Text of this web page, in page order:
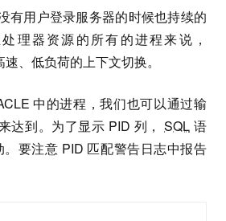
有用户登录服务器的时候也持续的
理器资源的所有的进程来说，
、低负荷的上下文切换。
中的进程，我们也可以通过输
达到。为了显示 PID 列，SQL 语
要注意 PID 匹配警告日志中报告